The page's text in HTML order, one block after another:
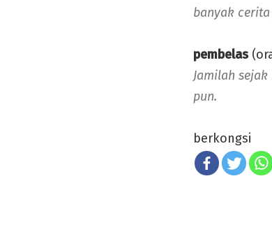
banyak cerita
pembelas
Jamilah
pun.
berkongsi